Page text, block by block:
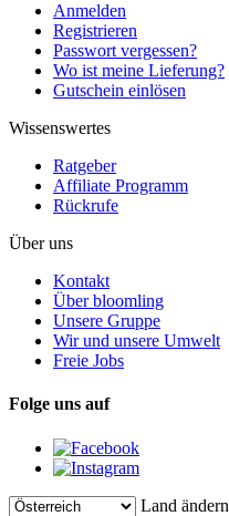
Anmelden
Registrieren
Passwort vergessen?
Wo ist meine Lieferung?
Gutschein einlösen
Wissenswertes
Ratgeber
Affiliate Programm
Rückrufe
Über uns
Kontakt
Über bloomling
Unsere Gruppe
Wir und unsere Umwelt
Freie Jobs
Folge uns auf
Land ändern